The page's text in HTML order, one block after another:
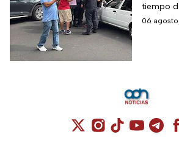
tiempo
cierres
06
Cuenta de X /
Cuenta deCuenta de
Cuenta